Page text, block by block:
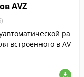
AVZ
ра
встроенного в AV